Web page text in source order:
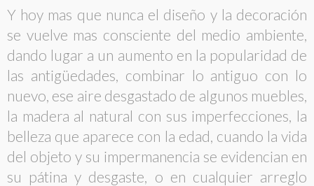
Y hoy mas que nunca el diseño y la decoración
se vuelve mas consciente del medio ambiente,
dando lugar a un aumento en la popularidad de
las antigüedades, combinar lo antiguo con lo
nuevo, ese aire desgastado de algunos muebles,
la madera al natural con sus imperfecciones, la
belleza que aparece con la edad, cuando la vida
del objeto y su impermanencia se evidencian en
su pátina y desgaste, o en cualquier arreglo